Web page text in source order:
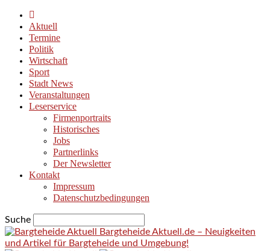
Aktuell
Termine
Politik
Wirtschaft
Sport
Stadt News
Veranstaltungen
Leserservice
Firmenportraits
Historisches
Jobs
Partnerlinks
Der Newsletter
Kontakt
Impressum
Datenschutzbedingungen
Suche
Bargteheide Aktuell.de – Neuigkeiten
und Artikel für Bargteheide und Umgebung!